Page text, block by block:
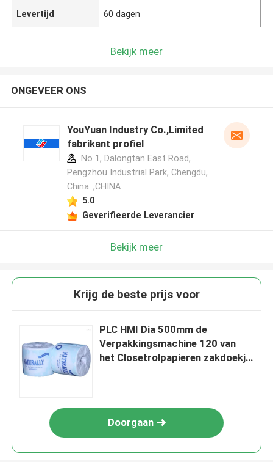
Levertijd 60 dagen
Bekijk meer
ONGEVEER ONS
YouYuan Industry Co.,Limited
fabrikant profiel
No 1, Dalongtan East Road,
Pengzhou Industrial Park, Chengdu,
China. ,CHINA
5.0
Geverifieerde Leverancier
Bekijk meer
Krijg de beste prijs voor
PLC HMI Dia 500mm de
Verpakkingsmachine 120 van
het Closetrolpapieren zakdoekje
Doorgaan